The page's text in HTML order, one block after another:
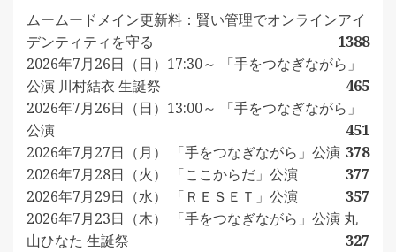
ムームードメイン更新料：賢い管理でオンラインアイ
デンティティを守る
1388
2026年7月26日（日）17:30～ 「手をつなぎながら」
公演 川村結衣 生誕祭
465
2026年7月26日（日）13:00～ 「手をつなぎながら」
公演
451
2026年7月27日（月） 「手をつなぎながら」公演 378
2026年7月28日（火） 「ここからだ」公演
377
2026年7月29日（水） 「ＲＥＳＥＴ」公演
357
2026年7月23日（木） 「手をつなぎながら」公演 丸
山ひなた 生誕祭
327